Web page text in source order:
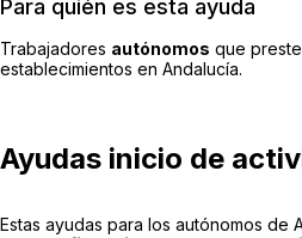
Para quién es esta ayuda
Trabajadores autónomos que
establecimientos en Andalucía.
Ayudas inicio de
Estas ayudas para los autónomos de